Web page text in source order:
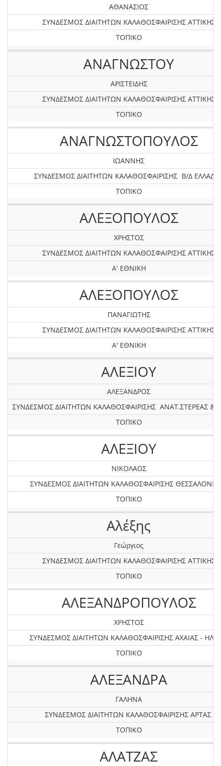
ΑΘΑΝΑΣΙΟΣ
ΣΥΝΔΕΣΜΟΣ ΔΙΑΙΤΗΤΩΝ ΚΑΛΑΘΟΣΦΑΙΡΙΣΗΣ ΑΤΤΙΚΗΣ
ΤΟΠΙΚΟ
ΑΝΑΓΝΩΣΤΟΥ
ΑΡΙΣΤΕΙΔΗΣ
ΣΥΝΔΕΣΜΟΣ ΔΙΑΙΤΗΤΩΝ ΚΑΛΑΘΟΣΦΑΙΡΙΣΗΣ ΑΤΤΙΚΗΣ
ΤΟΠΙΚΟ
ΑΝΑΓΝΩΣΤΟΠΟΥΛΟΣ
ΙΩΑΝΝΗΣ
ΣΥΝΔΕΣΜΟΣ ΔΙΑΙΤΗΤΩΝ ΚΑΛΑΘΟΣΦΑΙΡΙΣΗΣ Β/Δ
ΤΟΠΙΚΟ
ΑΛΕΞΟΠΟΥΛΟΣ
ΧΡΗΣΤΟΣ
ΣΥΝΔΕΣΜΟΣ ΔΙΑΙΤΗΤΩΝ ΚΑΛΑΘΟΣΦΑΙΡΙΣΗΣ ΑΤΤΙΚΗΣ
Α' ΕΘΝΙΚΗ
ΑΛΕΞΟΠΟΥΛΟΣ
ΠΑΝΑΓΙΩΤΗΣ
ΣΥΝΔΕΣΜΟΣ ΔΙΑΙΤΗΤΩΝ ΚΑΛΑΘΟΣΦΑΙΡΙΣΗΣ ΑΤΤΙΚΗΣ
Α' ΕΘΝΙΚΗ
ΑΛΕΞΙΟΥ
ΑΛΕΞΑΝΔΡΟΣ
ΣΥΝΔΕΣΜΟΣ ΔΙΑΙΤΗΤΩΝ ΚΑΛΑΘΟΣΦΑΙΡΙΣΗΣ ΑΝΑΤ.ΣΤΕΡΕΑΣ &
ΤΟΠΙΚΟ
ΑΛΕΞΙΟΥ
ΝΙΚΟΛΑΟΣ
ΣΥΝΔΕΣΜΟΣ ΔΙΑΙΤΗΤΩΝ ΚΑΛΑΘΟΣΦΑΙΡΙΣΗΣ
ΤΟΠΙΚΟ
Αλέξης
Γεώργιος
ΣΥΝΔΕΣΜΟΣ ΔΙΑΙΤΗΤΩΝ ΚΑΛΑΘΟΣΦΑΙΡΙΣΗΣ ΑΤΤΙΚΗΣ
ΤΟΠΙΚΟ
ΑΛΕΞΑΝΔΡΟΠΟΥΛΟΣ
ΧΡΗΣΤΟΣ
ΣΥΝΔΕΣΜΟΣ ΔΙΑΙΤΗΤΩΝ ΚΑΛΑΘΟΣΦΑΙΡΙΣΗΣ AXAIAΣ -
ΤΟΠΙΚΟ
ΑΛΕΞΑΝΔΡΑ
ΓΑΛΗΝΑ
ΣΥΝΔΕΣΜΟΣ ΔΙΑΙΤΗΤΩΝ ΚΑΛΑΘΟΣΦΑΙΡΙΣΗΣ ΑΡΤΑΣ
ΤΟΠΙΚΟ
ΑΛΑΤΖΑΣ